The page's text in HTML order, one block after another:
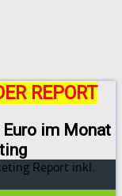
REPORT
im Monat
Report inkl.